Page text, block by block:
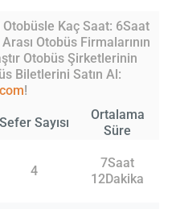
Kaç Saat: 6Saat
Otobüs Firmalarının
Otobüs Şirketlerinin
Biletlerini Satın Al:
!
Sefer Sayısı
Ortalama
Süre
4
7Saat
12Dakika